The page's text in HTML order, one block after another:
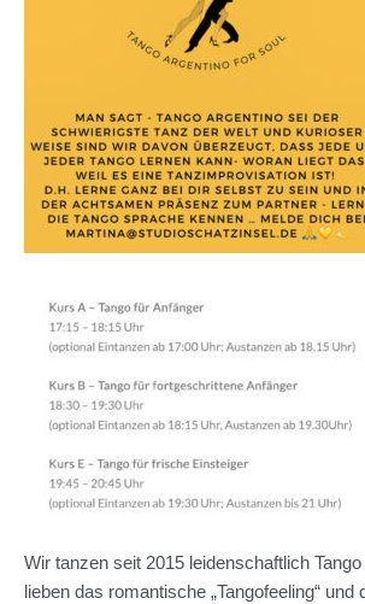
Wir tanzen seit 2015 leidenschaftlich Tango
lieben das romantische „Tangofeeling“ und